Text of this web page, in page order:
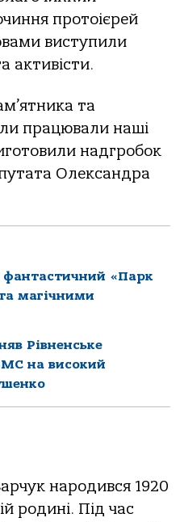
протоієрей
виступили
активісти.
та
працювали наші
надгробок
Олександра
фантастичний «Парк
магічними
Рівненське
на високий
народився 1920
родині. Під час